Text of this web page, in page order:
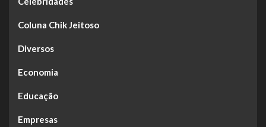
Coluna Chik Jeitoso
Diversos
Economia
Educação
Empresas